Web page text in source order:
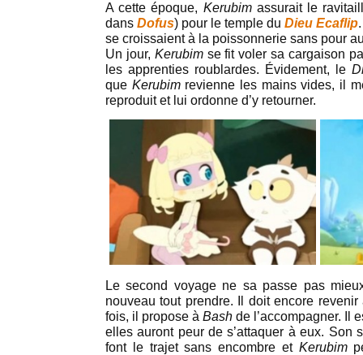
A cette époque, Kerubimassurait le
dans Dofus) pour le temple du Dieu Ecaflip
se croissaient à la poissonnerie sans pour
Un jour, Kerubimse fit voler sa cargaison
les apprenties roublardes. Évidement, le
que Kerubimrevienne les mains vides, il
reproduit et lui ordonne d’y retourner.
Le second voyage ne sa passe pas
nouveau tout prendre. Il doit encore
fois, il propose à Bash de l’accompagner. Il
elles auront peur de s’attaquer à eux. Son
font le trajet sans encombre et Kerubim